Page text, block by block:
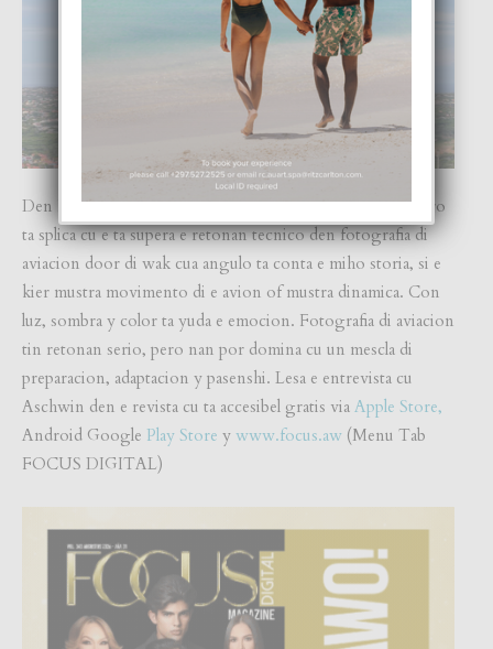
Den Focus Digital Magazine di e luna aki, Aschwin Maduro
ta splica cu e ta supera e retonan tecnico den fotografia di
aviacion door di wak cua angulo ta conta e miho storia, si e
kier mustra movimento di e avion of mustra dinamica. Con
luz, sombra y color ta yuda e emocion. Fotografia di aviacion
tin retonan serio, pero nan por domina cu un mescla di
preparacion, adaptacion y pasenshi. Lesa e entrevista cu
Aschwin den e revista cu ta accesibel gratis via Apple Store,
Android Google Play Store y www.focus.aw (Menu Tab
FOCUS DIGITAL)